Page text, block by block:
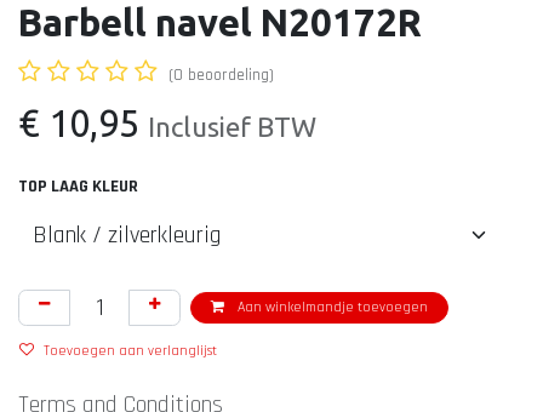
Barbell navel N20172R
(0 beoordeling)
€ 10,95 Inclusief BTW
TOP LAAG KLEUR
Aan winkelmandje toevoegen
Toevoegen aan verlanglijst
Terms and Conditions